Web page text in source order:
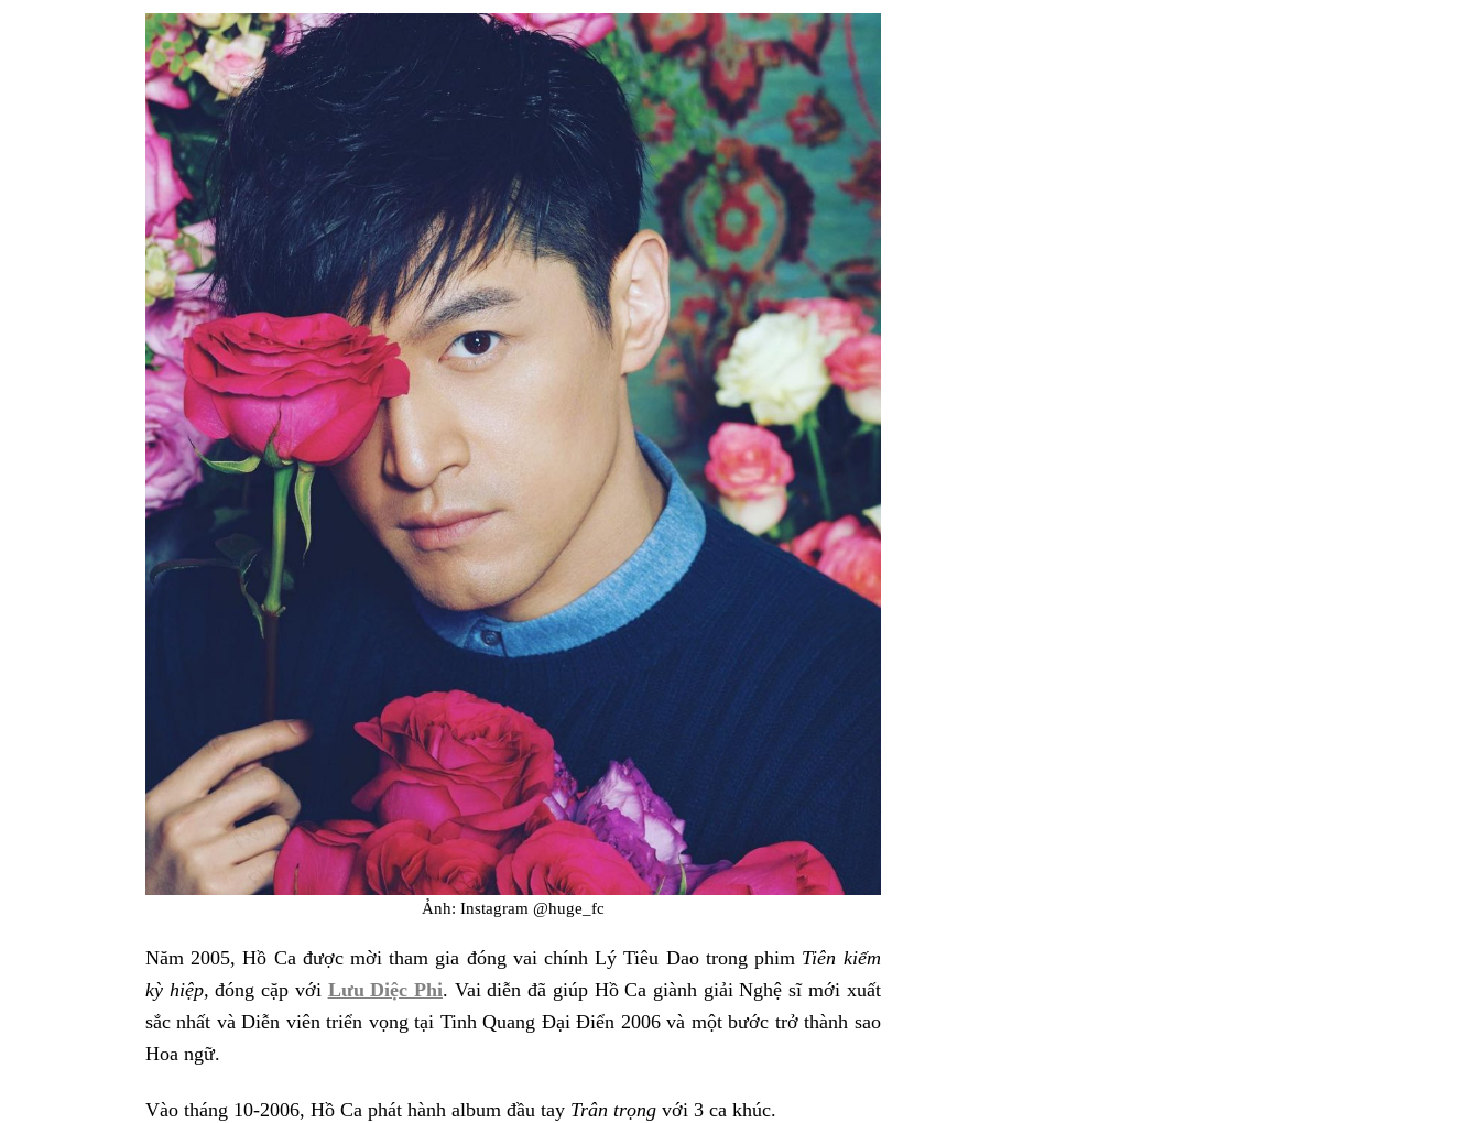
Ảnh: Instagram @huge_fc
Năm 2005, Hồ Ca được mời tham gia đóng vai chính Lý Tiêu Dao trong phim Tiên kiếm
kỳ hiệp, đóng cặp với Lưu Diệc Phi. Vai diễn đã giúp Hồ Ca giành giải Nghệ sĩ mới xuất
sắc nhất và Diễn viên triển vọng tại Tinh Quang Đại Điển 2006 và một bước trở thành sao
Hoa ngữ.
Vào tháng 10-2006, Hồ Ca phát hành album đầu tay Trân trọng với 3 ca khúc.